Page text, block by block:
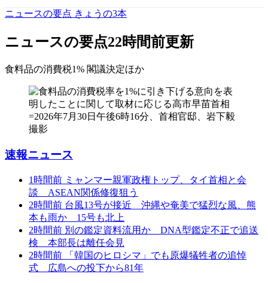
ニュースの要点 きょうの3本
ニュースの要点22時間前更新
食料品の消費税1% 閣議決定ほか
速報ニュース
1時間前 ミャンマー親軍政権トップ、タイ首相と会
談 ASEAN関係修復狙う
2時間前 台風13号が接近 沖縄や奄美で猛烈な風、熊
本も雨か 15号も北上
2時間前 別の鑑定資料流用か DNA型鑑定不正で追送
検 本部長は離任会見
2時間前
「韓国のヒロシマ」でも原爆犠牲者の追悼
式 広島への投下から81年